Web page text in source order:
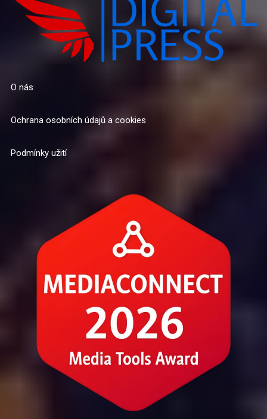
O nás
Ochrana osobních údajů a cookies
Podmínky užití